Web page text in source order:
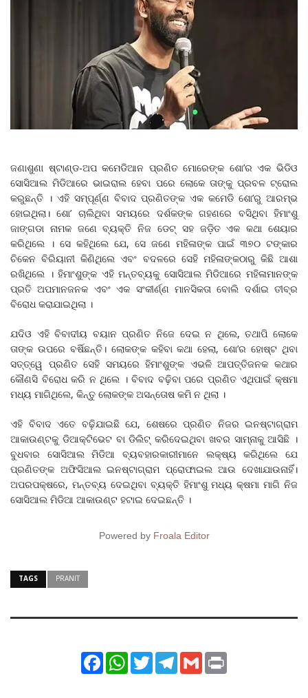
ଜଣାଶୁଣା ଷ୍ଟାଣ୍ଡ-ଅପ କମେଡିଆନ ପ୍ରଣିତ ମୋରେଙ୍କ ଶୋ’ର ଏକ ଭିଡିଓ
ସୋସିଆଲ ମିଡିଆରେ ଭାଇରାଲ ହେବା ପରେ ଲୋକେ ତାଙ୍କୁ ପ୍ରବଳ ଟ୍ରୋଲ
କରୁଛନ୍ତି । ଏହି ସମ୍ପୂର୍ଣ୍ଣ ବିବାଦ ପ୍ରଣିତଙ୍କ ଏକ କମେଡି ଶୋ’ରୁ ଆରମ୍ଭ
ହୋଇଥିଲା। ଶୋ’ ଚାଲିଥିବା ସମୟରେ ଦର୍ଶକଙ୍କ ଗହଣରେ ବସିଥିବା ହିମାଂଶୁ
ଜାଙ୍ଗଡା ନାମକ ଜଣେ ବ୍ୟକ୍ତି ନିଜ ଡେଟ୍‌ ସହ ଜଡ଼ିତ ଏକ କଥା ଶେୟାର
କରିଥିଲେ । ସେ କହିଥିଲେ ଯେ, ସେ ଜଣେ ମହିଳାଙ୍କ ପାଇଁ ୩୭୦ ଟଙ୍କାର
ଚିକେନ ବିରିୟାନୀ କିଣିଥିଲେ ଏବଂ ବଦଳରେ ସେହି ମହିଳାଙ୍କଠାରୁ କିଛି ଆଶା
ରଖିଥିଲେ । ହିମାଂଶୁଙ୍କ ଏହି ମନ୍ତବ୍ୟକୁ ସୋସିଆଲ ମିଡିଆରେ ମହିଳାମାନଙ୍କ
ପ୍ରତି ଅପମାନଜନକ ଏବଂ ଏକ ସଂକୀର୍ଣ୍ଣ ମାନସିକତା ବୋଲି ଦର୍ଶାଇ ତୀବ୍ର
ବିରୋଧ କରାଯାଇଥିଲା ।
ଯଦିଓ ଏହି ବିବାଦୀୟ ବୟାନ ପ୍ରଣିତ ନିଜେ ଦେଇ ନ ଥିଲେ, ତଥାପି ଲୋକେ
ତାଙ୍କ ଉପରେ ବର୍ଷିଛନ୍ତି। ଲୋକଙ୍କ କହିବା କଥା ହେଲା, ଶୋ’ର ହୋଷ୍ଟ ଥିବା
ସତ୍ତ୍ୱେ ପ୍ରଣିତ ସେହି ସମୟରେ ହିମାଂଶୁଙ୍କ ଏଭଳି ଆପତ୍ତିଜନକ କଥାର
କୌଣସି ବିରୋଧ କରି ନ ଥିଲେ । ବିବାଦ ବଢ଼ିବା ପରେ ପ୍ରଣିତ ଏଥିପାଇଁ କ୍ଷମା
ମଧ୍ୟ ମାଗିଥିଲେ, କିନ୍ତୁ ଲୋକଙ୍କ ଅସନ୍ତୋଷ କମି ନ ଥିଲା ।
ଏହି ବିବାଦ ଏତେ ବଢ଼ିଯାଇଛି ଯେ, ଶେଷରେ ପ୍ରଣିତ ନିଜର ଇନଷ୍ଟାଗ୍ରାମ
ଆକାଉଣ୍ଟକୁ ଡିଆକ୍ଟିଭେଟ ବା ଡିଲିଟ୍‌ କରିଦେଇଥିବା ଖବର ସାମ୍ନାକୁ ଆସିଛି ।
ବୁଧବାର ସୋସିଆଲ ମିଡିଆ ବ୍ୟବହାରକାରୀମାନେ ଲକ୍ଷ୍ୟ କରିଥିଲେ ଯେ
ପ୍ରଣିତଙ୍କ ଅଫିସିଆଲ ଇନଷ୍ଟାଗ୍ରାମ ପ୍ରୋଫାଇଲ ଆଉ ଦେଖାଯାଉନାହିଁ।
ଅପରପକ୍ଷରେ, ମନ୍ତବ୍ୟ ଦେଇଥିବା ବ୍ୟକ୍ତି ହିମାଂଶୁ ମଧ୍ୟ କ୍ଷମା ମାଗି ନିଜ
ସୋସିଆଲ ମିଡିଆ ଆକାଉଣ୍ଟ ହଟାଇ ଦେଇଛନ୍ତି ।
Powered by Froala Editor
TAGS PRANIT
FacebookWhatsApp
TwitterTelegram
Gmail